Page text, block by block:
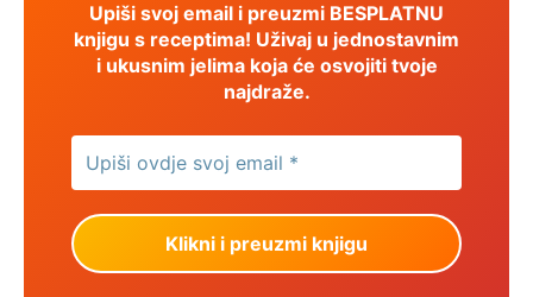
Upiši svoj email i preuzmi BESPLATNU
knjigu s receptima! Uživaj u jednostavnim
i ukusnim jelima koja će osvojiti tvoje
najdraže.